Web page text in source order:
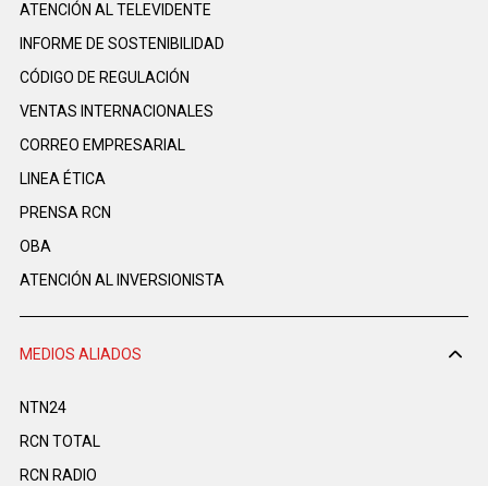
ATENCIÓN AL TELEVIDENTE
INFORME DE SOSTENIBILIDAD
CÓDIGO DE REGULACIÓN
VENTAS INTERNACIONALES
CORREO EMPRESARIAL
LINEA ÉTICA
PRENSA RCN
OBA
ATENCIÓN AL INVERSIONISTA
MEDIOS ALIADOS
NTN24
RCN TOTAL
RCN RADIO